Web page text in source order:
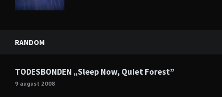
RANDOM
TODESBONDEN „Sleep Now, Quiet Forest”
9 august 2008